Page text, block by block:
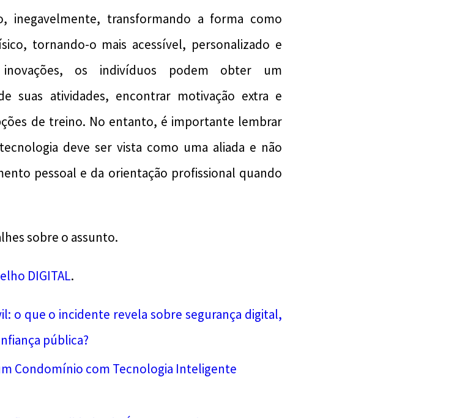
inegavelmente, transformando a forma como
tornando-o mais acessível, personalizado e
os indivíduos podem obter um
suas atividades, encontrar motivação extra e
de treino. No entanto, é importante lembrar
deve ser vista como uma aliada e não
pessoal e da orientação profissional quando
sobre o assunto.
DIGITAL.
o que o incidente revela sobre segurança digital,
pública?
Condomínio com Tecnologia Inteligente